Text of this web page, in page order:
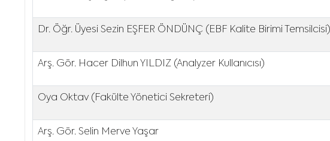
Dr. Öğr. Üyesi Sezin EŞFER ÖNDÜNÇ (EBF Kalite Birimi Temsilcisi)
Arş. Gör. Hacer Dilhun YILDIZ (Analyzer Kullanıcısı)
Oya Oktav (Fakülte Yönetici Sekreteri)
Arş. Gör. Selin Merve Yaşar